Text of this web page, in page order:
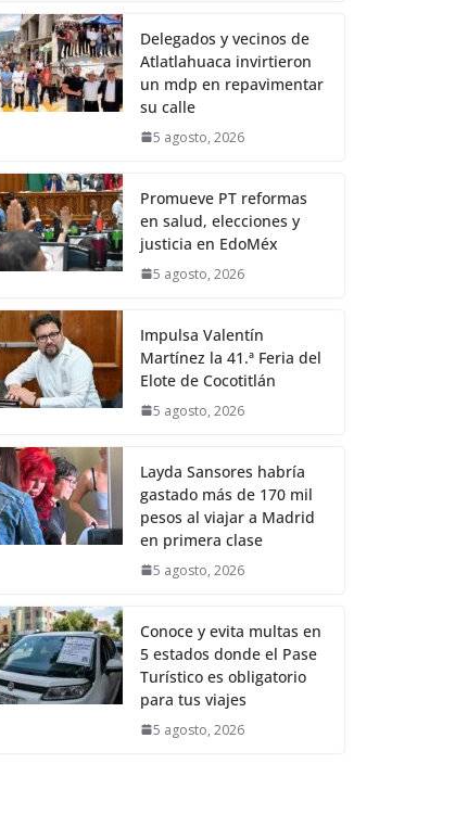
Delegados y vecinos de
Atlatlahuaca invirtieron
un mdp en repavimentar
su calle
5 agosto, 2026
Promueve PT reformas
en salud, elecciones y
justicia en EdoMéx
5 agosto, 2026
Impulsa Valentín
Martínez la 41.ª Feria del
Elote de Cocotitlán
5 agosto, 2026
Layda Sansores habría
gastado más de 170 mil
pesos al viajar a Madrid
en primera clase
5 agosto, 2026
Conoce y evita multas en
5 estados donde el Pase
Turístico es obligatorio
para tus viajes
5 agosto, 2026